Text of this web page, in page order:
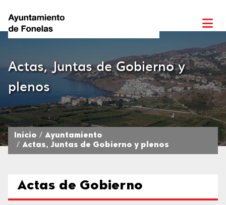
Actas, Juntas de Gobierno y
plenos
Inicio
Ayuntamiento
Actas, Juntas de Gobierno y plenos
Actas de Gobierno